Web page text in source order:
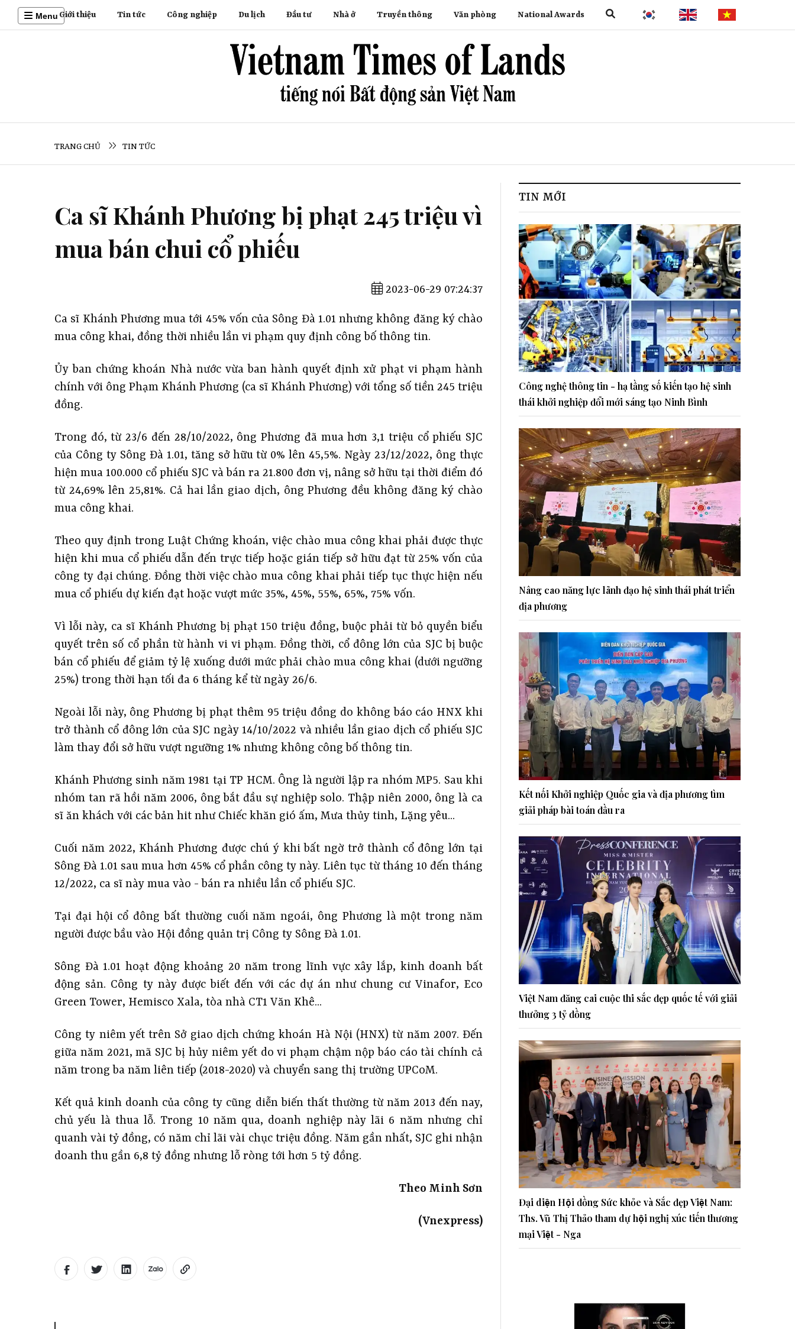
Menu Giới thiệu Tin tức Công nghiệp Du lịch Đầu tư Nhà ở Truyền thông Văn phòng National Awards
TRANG CHỦ TIN TỨC
Ca sĩ Khánh Phương bị phạt 245 triệu vì
mua bán chui cổ phiếu
2023-06-29 07:24:37
Ca sĩ Khánh Phương mua tới 45% vốn của Sông Đà 1.01 nhưng không đăng ký chào
mua công khai, đồng thời nhiều lần vi phạm quy định công bố thông tin.
Ủy ban chứng khoán Nhà nước vừa ban hành quyết định xử phạt vi phạm hành
chính với ông Phạm Khánh Phương (ca sĩ Khánh Phương) với tổng số tiền 245 triệu
đồng.
Trong đó, từ 23/6 đến 28/10/2022, ông Phương đã mua hơn 3,1 triệu cổ phiếu SJC
của Công ty Sông Đà 1.01, tăng sở hữu từ 0% lên 45,5%. Ngày 23/12/2022, ông thực
hiện mua 100.000 cổ phiếu SJC và bán ra 21.800 đơn vị, nâng sở hữu tại thời điểm đó
từ 24,69% lên 25,81%. Cả hai lần giao dịch, ông Phương đều không đăng ký chào
mua công khai.
Theo quy định trong Luật Chứng khoán, việc chào mua công khai phải được thực
hiện khi mua cổ phiếu dẫn đến trực tiếp hoặc gián tiếp sở hữu đạt từ 25% vốn của
công ty đại chúng. Đồng thời việc chào mua công khai phải tiếp tục thực hiện nếu
mua cổ phiếu dự kiến đạt hoặc vượt mức 35%, 45%, 55%, 65%, 75% vốn.
Vì lỗi này, ca sĩ Khánh Phương bị phạt 150 triệu đồng, buộc phải từ bỏ quyền biểu
quyết trên số cổ phần từ hành vi vi phạm. Đồng thời, cổ đông lớn của SJC bị buộc
bán cổ phiếu để giảm tỷ lệ xuống dưới mức phải chào mua công khai (dưới ngưỡng
25%) trong thời hạn tối đa 6 tháng kể từ ngày 26/6.
Ngoài lỗi này, ông Phương bị phạt thêm 95 triệu đồng do không báo cáo HNX khi
trở thành cổ đông lớn của SJC ngày 14/10/2022 và nhiều lần giao dịch cổ phiếu SJC
làm thay đổi sở hữu vượt ngưỡng 1% nhưng không công bố thông tin.
Khánh Phương sinh năm 1981 tại TP HCM. Ông là người lập ra nhóm MP5. Sau khi
nhóm tan rã hồi năm 2006, ông bắt đầu sự nghiệp solo. Thập niên 2000, ông là ca
sĩ ăn khách với các bản hit như Chiếc khăn gió ấm, Mưa thủy tinh, Lặng yêu...
Cuối năm 2022, Khánh Phương được chú ý khi bất ngờ trở thành cổ đông lớn tại
Sông Đà 1.01 sau mua hơn 45% cổ phần công ty này. Liên tục từ tháng 10 đến tháng
12/2022, ca sĩ này mua vào - bán ra nhiều lần cổ phiếu SJC.
Tại đại hội cổ đông bất thường cuối năm ngoái, ông Phương là một trong năm
người được bầu vào Hội đồng quản trị Công ty Sông Đà 1.01.
Sông Đà 1.01 hoạt động khoảng 20 năm trong lĩnh vực xây lắp, kinh doanh bất
động sản. Công ty này được biết đến với các dự án như chung cư Vinafor, Eco
Green Tower, Hemisco Xala, tòa nhà CT1 Văn Khê...
Công ty niêm yết trên Sở giao dịch chứng khoán Hà Nội (HNX) từ năm 2007. Đến
giữa năm 2021, mã SJC bị hủy niêm yết do vi phạm chậm nộp báo cáo tài chính cả
năm trong ba năm liên tiếp (2018-2020) và chuyển sang thị trường UPCoM.
Kết quả kinh doanh của công ty cũng diễn biến thất thường từ năm 2013 đến nay,
chủ yếu là thua lỗ. Trong 10 năm qua, doanh nghiệp này lãi 6 năm nhưng chỉ
quanh vài tỷ đồng, có năm chỉ lãi vài chục triệu đồng. Năm gần nhất, SJC ghi nhận
doanh thu gần 6,8 tỷ đồng nhưng lỗ ròng tới hơn 5 tỷ đồng.
Theo Minh Sơn
(Vnexpress)
TIN MỚI
Công nghệ thông tin - hạ tầng số kiến tạo hệ sinh
thái khởi nghiệp đổi mới sáng tạo Ninh Bình
Nâng cao năng lực lãnh đạo hệ sinh thái phát triển
địa phương
Kết nối Khởi nghiệp Quốc gia và địa phương tìm
giải pháp bài toán đầu ra
Việt Nam đăng cai cuộc thi sắc đẹp quốc tế với giải
thưởng 3 tỷ đồng
Đại diện Hội đồng Sức khỏe và Sắc đẹp Việt Nam:
Ths. Vũ Thị Thảo tham dự hội nghị xúc tiến thương
mại Việt - Nga